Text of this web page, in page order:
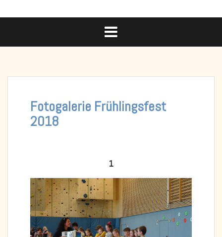
Fotogalerie Frühlingsfest
2018
1